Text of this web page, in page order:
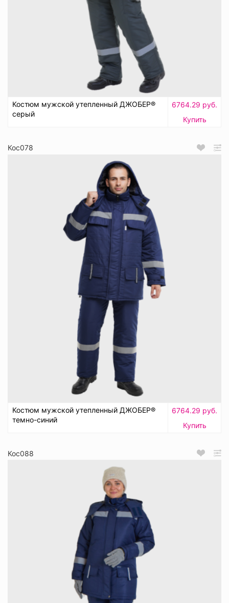
Костюм мужской утепленный ДЖОБЕР®
серый
6764.29 руб.
Купить
Кос078
Костюм мужской утепленный ДЖОБЕР®
темно-синий
6764.29 руб.
Купить
Кос088